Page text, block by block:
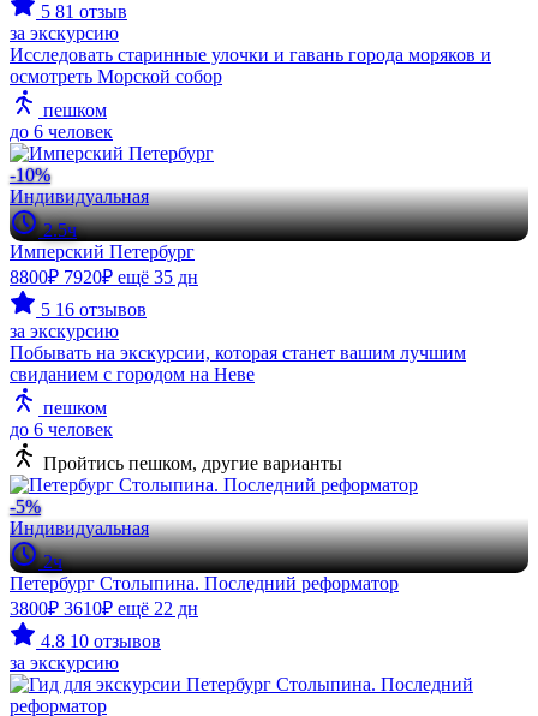
5 81 отзыв
за экскурсию
Исследовать старинные улочки и гавань города моряков и
осмотреть Морской собор
пешком
до 6 человек
-10%
Индивидуальная
2.5ч
Имперский Петербург
8800₽ 7920₽ ещё 35 дн
5 16 отзывов
за экскурсию
Побывать на экскурсии, которая станет вашим лучшим
свиданием с городом на Неве
пешком
до 6 человек
Пройтись пешком, другие варианты
-5%
Индивидуальная
2ч
Петербург Столыпина. Последний реформатор
3800₽ 3610₽ ещё 22 дн
4.8 10 отзывов
за экскурсию